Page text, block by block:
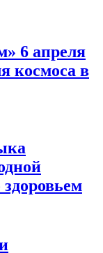
6 апреля
космоса в